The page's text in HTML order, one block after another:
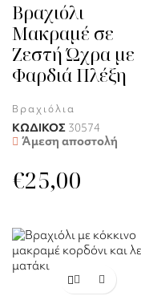
Βραχιόλι
Μακραμέ σε
Ζεστή Ώχρα με
Φαρδιά Πλέξη
Βραχιόλια
ΚΩΔΙΚΟΣ 30574
Άμεση αποστολή
€25,00